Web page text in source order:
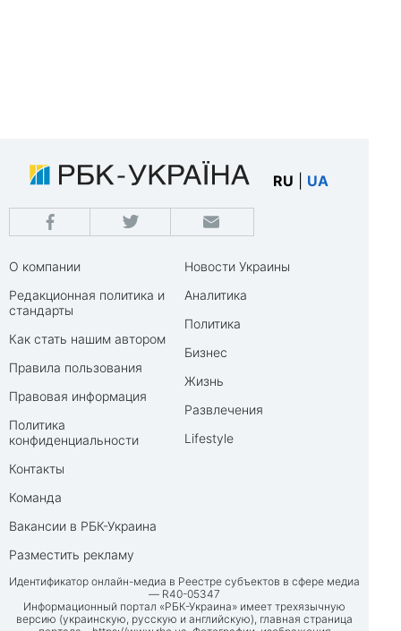
RU UA
О компании
Редакционная политика и
стандарты
Как стать нашим автором
Правила пользования
Правовая информация
Политика
конфиденциальности
Контакты
Команда
Вакансии в РБК-Украина
Разместить рекламу
Новости Украины
Аналитика
Политика
Бизнес
Жизнь
Развлечения
Lifestyle
Идентификатор онлайн-медиа в Реестре субъектов в сфере медиа
— R40-05347
Информационный портал «РБК-Украина» имеет трехязычную
версию (украинскую, русскую и английскую), главная страница